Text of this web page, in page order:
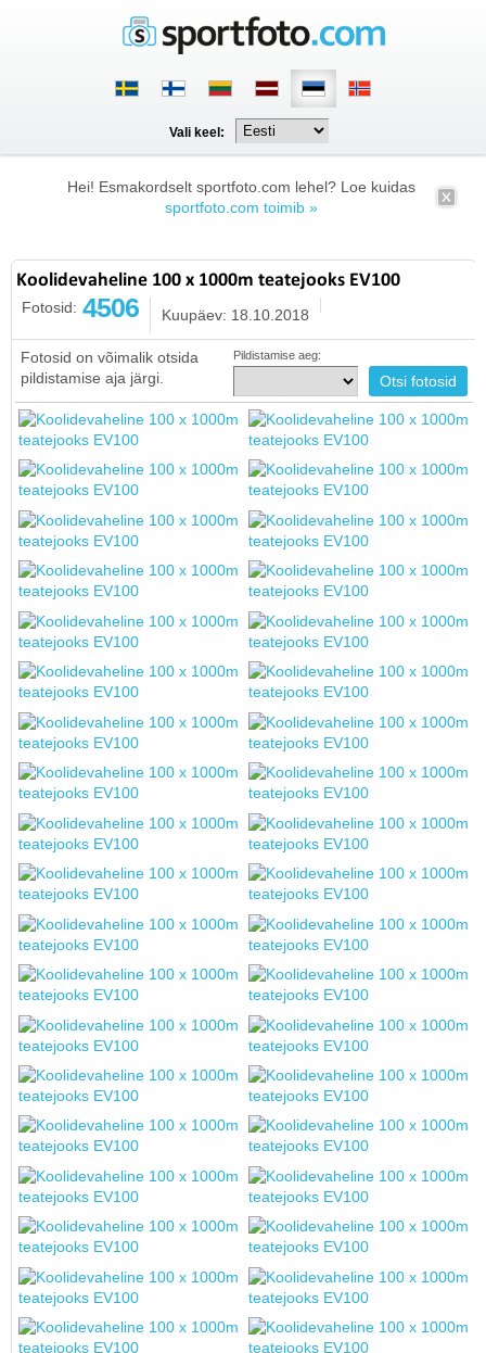
Vali keel:
Hei! Esmakordselt sportfoto.com lehel? Loe kuidas
sportfoto.com toimib »
Koolidevaheline 100 x 1000m teatejooks EV100
Fotosid: 4506 Kuupäev: 18.10.2018
Fotosid on võimalik otsida
pildistamise aja järgi.
Pildistamise aeg: